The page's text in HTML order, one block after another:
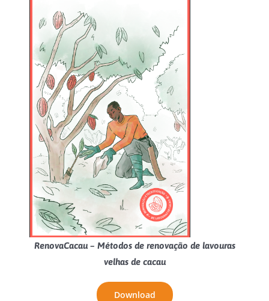
RenovaCacau – Métodos de renovação de lavouras
velhas de cacau
Download